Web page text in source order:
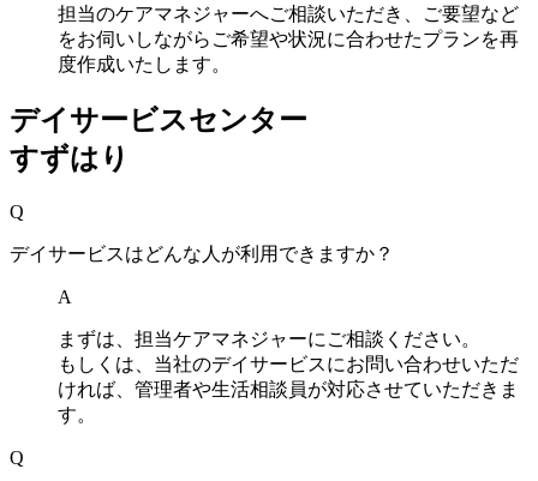
担当のケアマネジャーへご相談いただき、ご要望など
をお伺いしながらご希望や状況に合わせたプランを再
度作成いたします。
デイサービスセンター
すずはり
Q
デイサービスはどんな人が利用できますか？
A
まずは、担当ケアマネジャーにご相談ください。
もしくは、当社のデイサービスにお問い合わせいただ
ければ、管理者や生活相談員が対応させていただきま
す。
Q